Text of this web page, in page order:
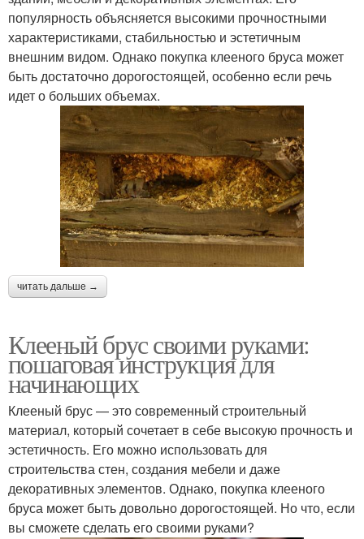
популярность объясняется высокими прочностными
характеристиками, стабильностью и эстетичным
внешним видом. Однако покупка клееного бруса может
быть достаточно дорогостоящей, особенно если речь
идет о больших объемах.
читать дальше →
Клееный брус своими руками:
пошаговая инструкция для
начинающих
Клееный брус — это современный строительный
материал, который сочетает в себе высокую прочность и
эстетичность. Его можно использовать для
строительства стен, создания мебели и даже
декоративных элементов. Однако, покупка клееного
бруса может быть довольно дорогостоящей. Но что, если
вы сможете сделать его своими руками?